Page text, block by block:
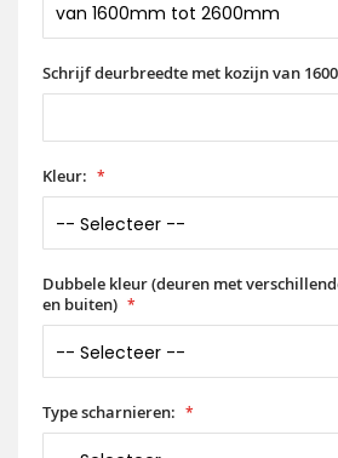
Schrijf deurbreedte met kozijn van
Kleur:
Dubbele kleur (deuren met
en buiten)
Type scharnieren: